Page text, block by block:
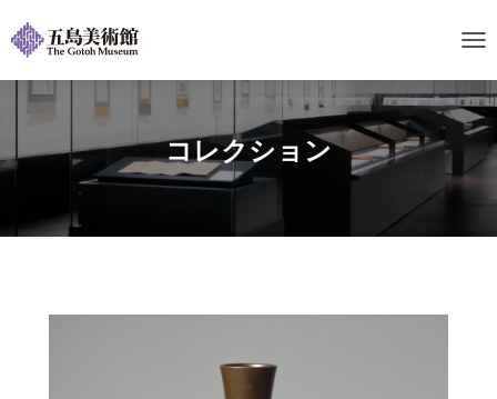
ビ
ゲ
ー
ョ
コレクション